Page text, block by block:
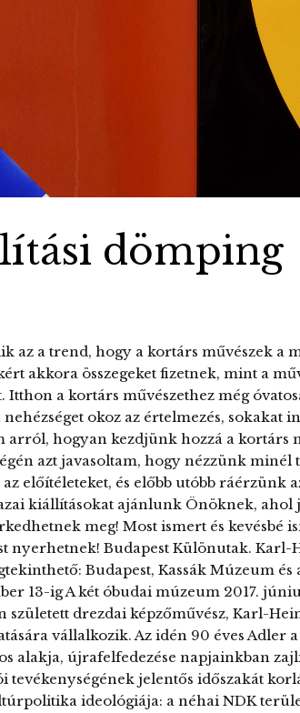
dömping
az a trend, hogy a kortárs művészek a
akkora összegeket fizetnek, mint a
a kortárs művészethez még
okoz az értelmezés, sokakat
hogyan kezdjünk hozzá a kortárs
azt javasoltam, hogy nézzünk minél
előítéleteket, és előbb utóbb ráérzünk
kiállításokat ajánlunk Önöknek, ahol
meg! Most ismert és kevésbé
nyerhetnek! Budapest Különutak. Karl-
Budapest, Kassák Múzeum és
13-ig A két óbudai múzeum 2017.
született drezdai képzőművész, Karl-
vállalkozik. Az idén 90 éves Adler
alakja, újrafelfedezése napjainkban
tevékenységének jelentős időszakát
ideológiája: a néhai NDK